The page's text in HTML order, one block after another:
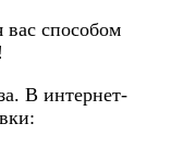
способом
В интернет-